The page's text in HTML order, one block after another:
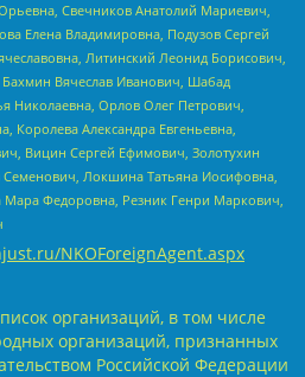
Свечников Анатолий Мариевич,
Елена Владимировна, Подузов Сергей
Литинский Леонид Борисович,
Вячеслав Иванович, Шабад
Николаевна, Орлов Олег Петрович,
Королева Александра Евгеньевна,
Вицин Сергей Ефимович, Золотухин
Локшина Татьяна Иосифовна,
Федоровна, Резник Генри Маркович,
NKOForeignAgent.aspx
организаций, в том числе
организаций, признанных
Российской Федерации